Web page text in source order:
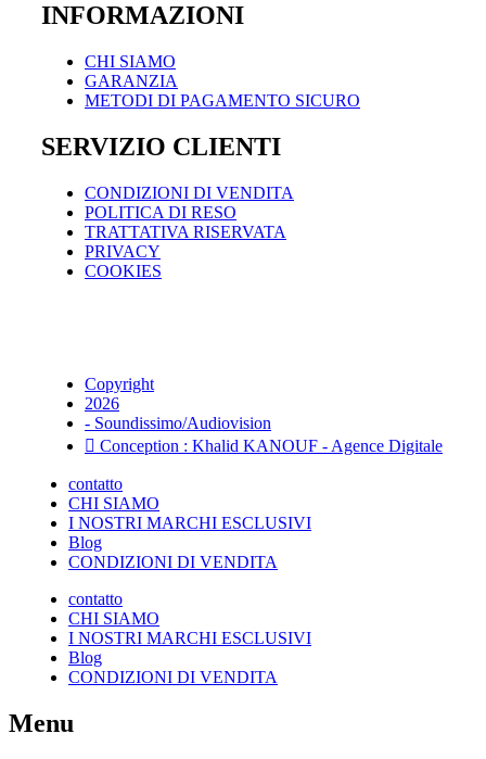
INFORMAZIONI
CHI SIAMO
GARANZIA
METODI DI PAGAMENTO SICURO
SERVIZIO CLIENTI
CONDIZIONI DI VENDITA
POLITICA DI RESO
TRATTATIVA RISERVATA
PRIVACY
COOKIES
Copyright
2026
- Soundissimo/Audiovision
Conception : Khalid KANOUF - Agence Digitale
contatto
CHI SIAMO
I NOSTRI MARCHI ESCLUSIVI
Blog
CONDIZIONI DI VENDITA
contatto
CHI SIAMO
I NOSTRI MARCHI ESCLUSIVI
Blog
CONDIZIONI DI VENDITA
Menu